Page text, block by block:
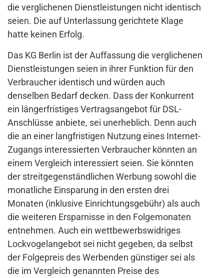
die verglichenen Dienstleistungen nicht identisch
seien. Die auf Unterlassung gerichtete Klage
hatte keinen Erfolg.
Das KG Berlin ist der Auffassung die verglichenen
Dienstleistungen seien in ihrer Funktion für den
Verbraucher identisch und würden auch
denselben Bedarf decken. Dass der Konkurrent
ein längerfristiges Vertragsangebot für DSL-
Anschlüsse anbiete, sei unerheblich. Denn auch
die an einer langfristigen Nutzung eines Internet-
Zugangs interessierten Verbraucher könnten an
einem Vergleich interessiert seien. Sie könnten
der streitgegenständlichen Werbung sowohl die
monatliche Einsparung in den ersten drei
Monaten (inklusive Einrichtungsgebühr) als auch
die weiteren Ersparnisse in den Folgemonaten
entnehmen. Auch ein wettbewerbswidriges
Lockvogelangebot sei nicht gegeben, da selbst
der Folgepreis des Werbenden günstiger sei als
die im Vergleich genannten Preise des